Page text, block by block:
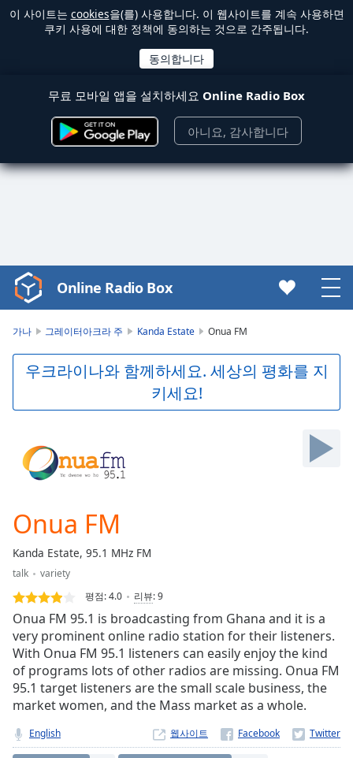
이 사이트는 cookies을(를) 사용합니다. 이 웹사이트를 계속 사용하면
쿠키 사용에 대한 정책에 동의하는 것으로 간주됩니다.
무료 모바일 앱을 설치하세요 Online Radio Box
아니요, 감사합니다
Video
Player
Play
Video
Skip
Forward
Mute
Loaded
0.00%
Stream
Type
LIVE
live,
currently
behind
liveLIVE
Remaining
Time-
Online Radio Box
가나 그레이터아크라 주 Kanda Estate Onua FM
우크라이나와 함께하세요. 세상의 평화를 지
키세요!
Onua FM
Kanda Estate, 95.1 MHz FM
talk
variety
평점:4.0 리뷰:9
Onua FM 95.1 is broadcasting from Ghana and it is a
very prominent online radio station for their listeners.
With Onua FM 95.1 listeners can easily enjoy the kind
of programs lots of other radios are missing. Onua FM
95.1 target listeners are the small scale business, the
market women, and the Mass market as a whole.
English 웹사이트